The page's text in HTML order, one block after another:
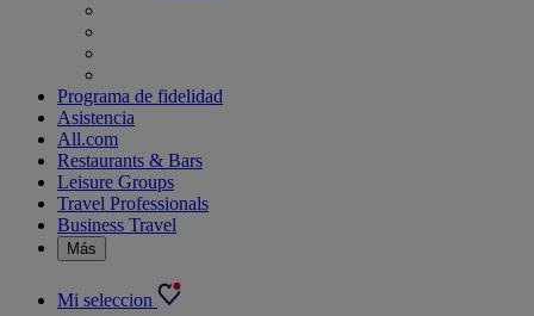
Programa de fidelidad
Asistencia
All.com
Restaurants & Bars
Leisure Groups
Travel Professionals
Business Travel
Más
Mi seleccion